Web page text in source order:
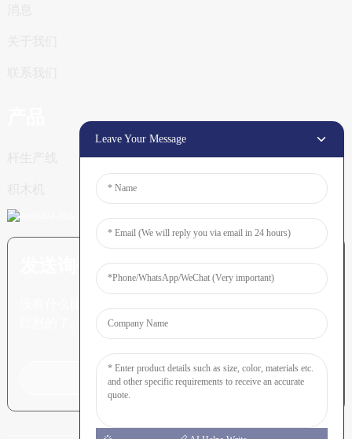
发送询价：准备了解更多信息
点击咨询
Leave Your Message